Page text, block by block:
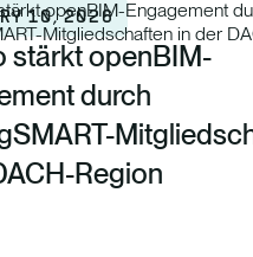
10, 2026
stärkt openBIM-
durch
Region